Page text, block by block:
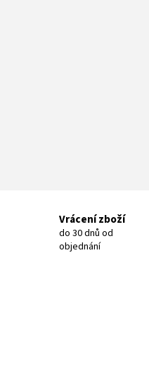
Vrácení zboží
do 30 dnů od
objednání